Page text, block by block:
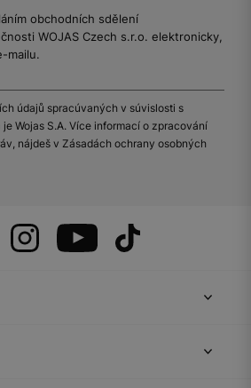
obchodních sdělení
WOJAS Czech s.r.o. elektronicky,
mailu.
údajů spracúvaných v súvislosti s
Wojas S.A. Více informací o zpracování
nájdeš v Zásadách ochrany osobných